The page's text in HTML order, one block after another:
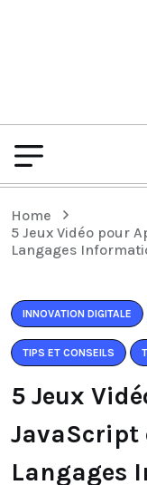
Home
5 Jeux Vidéo pour
Langages
INNOVATION DIGITALE
TIPS ET CONSEILS
5 Jeux
JavaScript
Langages